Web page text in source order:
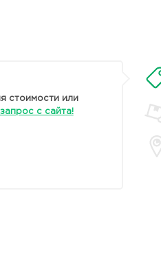
стоимости или
запрос с сайта!